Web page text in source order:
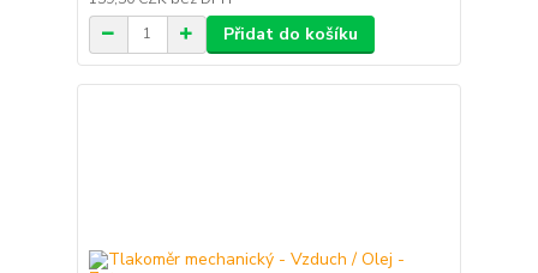
Přidat do košíku